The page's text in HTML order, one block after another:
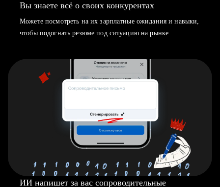
Вы знаете всё о своих конкурентах
Можете посмотреть на их зарплатные ожидания и навыки,
чтобы подогнать резюме под ситуацию на рынке
ИИ напишет за вас сопроводительные